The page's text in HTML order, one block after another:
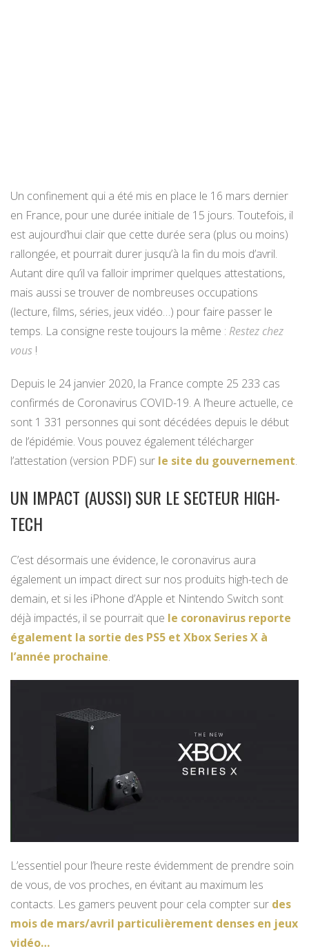
Un confinement qui a été mis en place le 16 mars dernier
en France, pour une durée initiale de 15 jours. Toutefois, il
est aujourd’hui clair que cette durée sera (plus ou moins)
rallongée, et pourrait durer jusqu’à la fin du mois d’avril.
Autant dire qu’il va falloir imprimer quelques attestations,
mais aussi se trouver de nombreuses occupations
(lecture, films, séries, jeux vidéo…) pour faire passer le
temps. La consigne reste toujours la même : Restez chez
vous !
Depuis le 24 janvier 2020, la France compte 25 233 cas
confirmés de Coronavirus COVID-19. A l’heure actuelle, ce
sont 1 331 personnes qui sont décédées depuis le début
de l’épidémie. Vous pouvez également télécharger
l’attestation (version PDF) sur le site du gouvernement.
UN IMPACT (AUSSI) SUR LE SECTEUR HIGH-
TECH
C’est désormais une évidence, le coronavirus aura
également un impact direct sur nos produits high-tech de
demain, et si les iPhone d’Apple et Nintendo Switch sont
déjà impactés, il se pourrait que le coronavirus reporte
également la sortie des PS5 et Xbox Series X à
l’année prochaine.
L’essentiel pour l’heure reste évidemment de prendre soin
de vous, de vos proches, en évitant au maximum les
contacts. Les gamers peuvent pour cela compter sur des
mois de mars/avril particulièrement denses en jeux
vidéo…